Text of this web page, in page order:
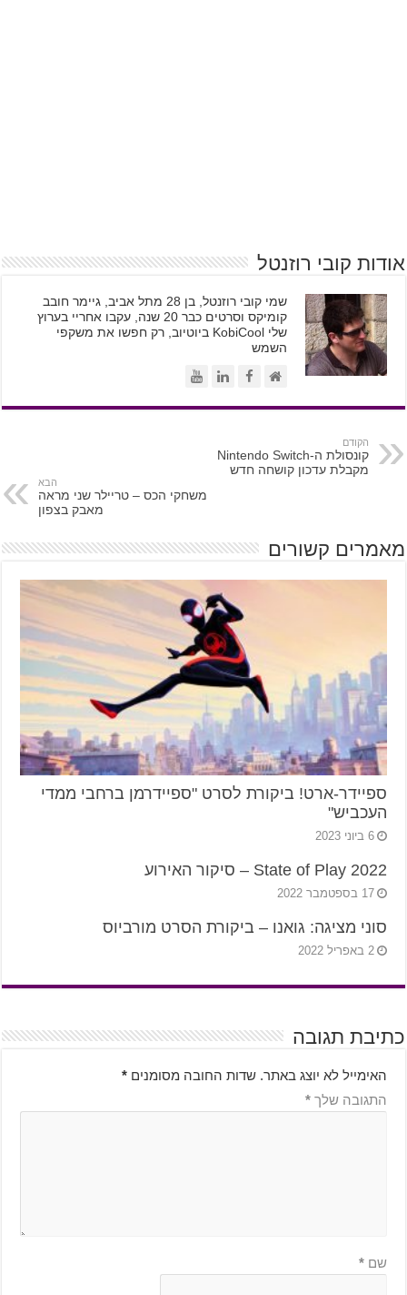
אודות קובי רוזנטל
שמי קובי רוזנטל, בן 28 מתל אביב, גיימר חובב
קומיקס וסרטים כבר 20 שנה, עקבו אחריי בערוץ
שלי KobiCool ביוטיוב, רק חפשו את משקפי
השמש
הקודם
קונסולת ה-Nintendo Switch
מקבלת עדכון קושחה חדש
הבא
משחקי הכס – טריילר שני מראה
מאבק בצפון
מאמרים קשורים
ספיידר-ארט! ביקורת לסרט "ספיידרמן ברחבי ממדי
העכביש"
6 ביוני 2023
State of Play 2022 – סיקור האירוע
17 בספטמבר 2022
סוני מציגה: גואנו – ביקורת הסרט מורביוס
2 באפריל 2022
כתיבת תגובה
האימייל לא יוצג באתר. שדות החובה מסומנים *
התגובה שלך *
שם *